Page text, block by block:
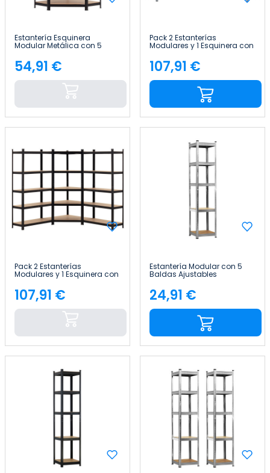
Estantería Esquinera
Modular Metálica con 5
Thinia Home
Precio
54,91 €
Pack 2 Estanterías
Modulares y 1 Esquinera con
5 baldas 2625kg
136x40x180cm Thinia Home
Precio
107,91 €
Pack 2 Estanterías
Modulares y 1 Esquinera con
5 baldas 2625kg
136x40x180cm Thinia Home
Precio
107,91 €
Estantería Modular con 5
Baldas Ajustables
180x40x40cm 175Kg Thinia
Home
Precio
24,91 €